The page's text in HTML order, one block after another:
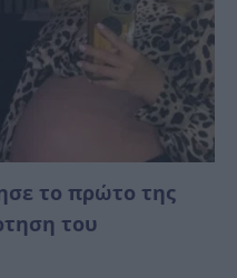
το πρώτο της
του